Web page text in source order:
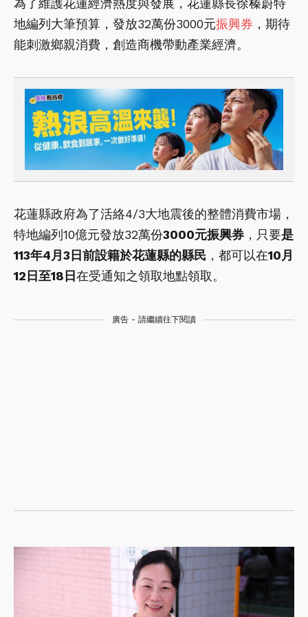
為了維護花蓮經濟熱度與發展，花蓮縣長徐榛蔚特
地編列大筆預算，發放32萬份3000元振興券 ，期待
能刺激鄉親消費，創造商機帶動產業經濟。
花蓮縣政府為了活絡4/3大地震後的整體消費市場，
特地編列10億元發放32萬份3000元振興券 ，只要是
113年4月3日前設籍於花蓮縣的縣民 ，都可以在10月
12日至18日在受通知之領取地點領取。
廣告 - 請繼續往下閱讀